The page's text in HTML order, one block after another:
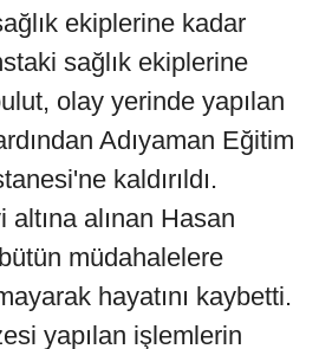
ekiplerine kadar
sağlık ekiplerine
olay yerinde yapılan
Adıyaman Eğitim
kaldırıldı.
alınan Hasan
müdahalelere
hayatını kaybetti.
yapılan işlemlerin